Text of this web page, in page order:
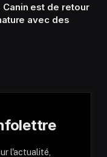
Canin est de retour
avec des
l'actualité,